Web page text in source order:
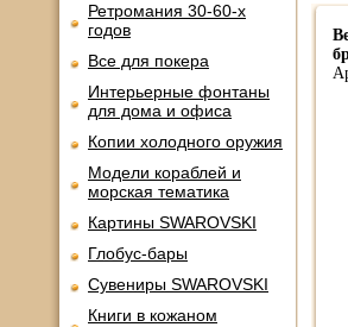
Ретромания 30-60-х
годов
Все для покера
Интерьерные фонтаны
для дома и офиса
Копии холодного оружия
Модели кораблей и
морская тематика
Картины SWAROVSKI
Глобус-бары
Сувениры SWAROVSKI
Книги в кожаном